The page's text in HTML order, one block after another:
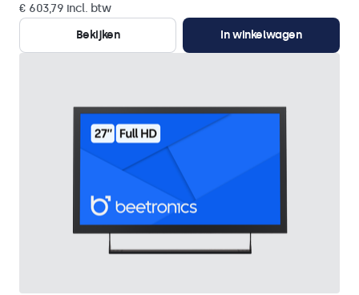
€ 603,79 incl. btw
Bekijken
In winkelwagen